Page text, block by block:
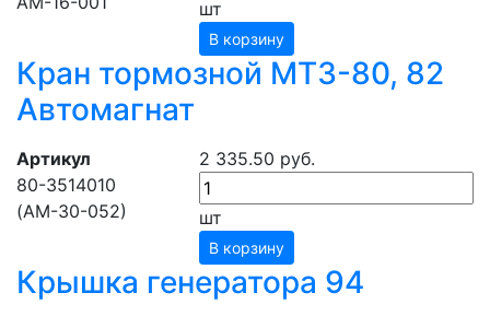
шт
В корзину
Кран тормозной МТЗ-80, 82
Автомагнат
Артикул
80-3514010
(АМ-30-052)
2 335.50 руб.
шт
В корзину
Крышка генератора 94